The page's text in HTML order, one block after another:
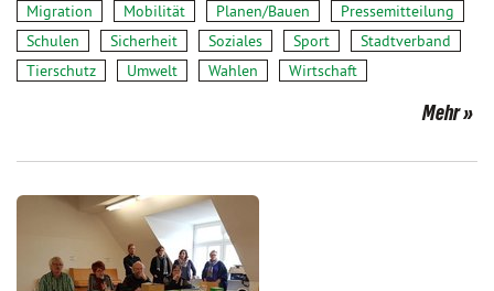
Migration
Mobilität Planen/Bauen
Pressemitteilung
Schulen
Sicherheit Soziales Sport
Stadtverband
Tierschutz
Umwelt Wahlen Wirtschaft
Mehr